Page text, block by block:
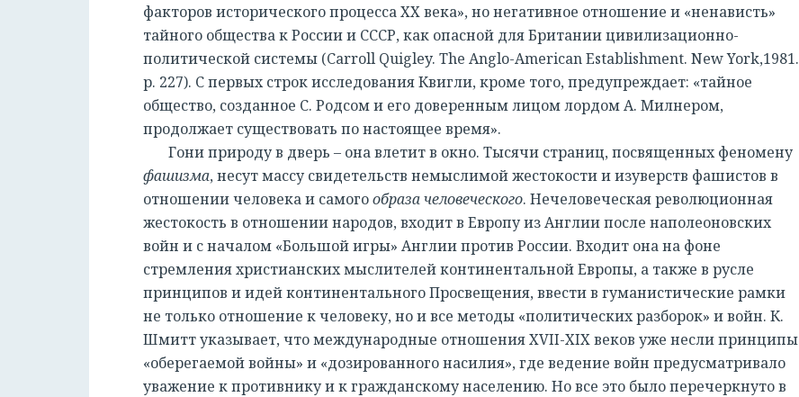
факторов исторического процесса ХХ века», но негативное отношение и «ненависть»
тайного общества к России и СССР, как опасной для Британии цивилизационно-
политической системы (Carroll Quigley. The Anglo-American Establishment. New York,1981.
р. 227). С первых строк исследования Квигли, кроме того, предупреждает: «тайное
общество, созданное С. Родсом и его доверенным лицом лордом А. Милнером,
продолжает существовать по настоящее время».
Гони природу в дверь – она влетит в окно. Тысячи страниц, посвященных феномену
фашизма, несут массу свидетельств немыслимой жестокости и изуверств фашистов в
отношении человека и самогообраза человеческого. Нечеловеческая революционная
жестокость в отношении народов, входит в Европу из Англии после наполеоновских
войн и с началом «Большой игры» Англии против России. Входит она на фоне
стремления христианских мыслителей континентальной Европы, а также в русле
принципов и идей континентального Просвещения, ввести в гуманистические рамки
не только отношение к человеку, но и все методы «политических разборок» и войн. К.
Шмитт указывает, что международные отношения XVII-XIX веков уже несли принципы
«оберегаемой войны» и «дозированного насилия», где ведение войн предусматривало
уважение к противнику и к гражданскому населению. Но все это было перечеркнуто в